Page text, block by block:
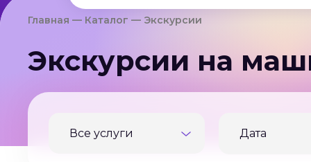
Главная Каталог Экскурсии
Экскурсии на
Все услуги